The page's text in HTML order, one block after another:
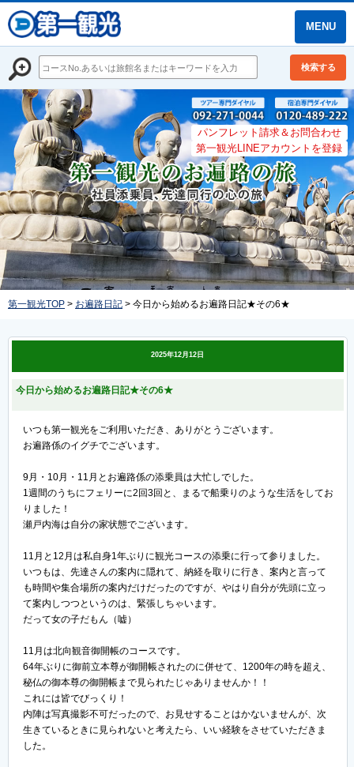
MENU
検索する
パンフレット請求＆お問合わせ
第一観光LINEアカウントを登録
第一観光TOP > お遍路日記 > 今日から始めるお遍路日記★その6★
2025年12月12日
今日から始めるお遍路日記★その6★
いつも第一観光をご利用いただき、ありがとうございます。
お遍路係のイグチでございます。
9月・10月・11月とお遍路係の添乗員は大忙しでした。
1週間のうちにフェリーに2回3回と、まるで船乗りのような生活をしてお
りました！
瀬戸内海は自分の家状態でございます。
11月と12月は私自身1年ぶりに観光コースの添乗に行って参りました。
いつもは、先達さんの案内に隠れて、納経を取りに行き、案内と言って
も時間や集合場所の案内だけだったのですが、やはり自分が先頭に立っ
て案内しつつというのは、緊張しちゃいます。
だって女の子だもん（嘘）
11月は北向観音御開帳のコースです。
64年ぶりに御前立本尊が御開帳されたのに併せて、1200年の時を超え、
秘仏の御本尊の御開帳まで見られたじゃありませんか！！
これには皆でびっくり！
内陣は写真撮影不可だったので、お見せすることはかないませんが、次
生きているときに見られないと考えたら、いい経験をさせていただきま
した。